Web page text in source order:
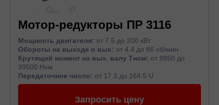
Мотор-редукторы ПР 3116
Мощность двигателя: от 7.5 до 200 кВт
Обороты на выходе n вых: от 4.4 до 86 об/мин
Крутящий момент на вых. валу Тном: от 9850 до
39500 Нхм
Передаточное число: от 17.3 до 164.5 U
Запросить цену